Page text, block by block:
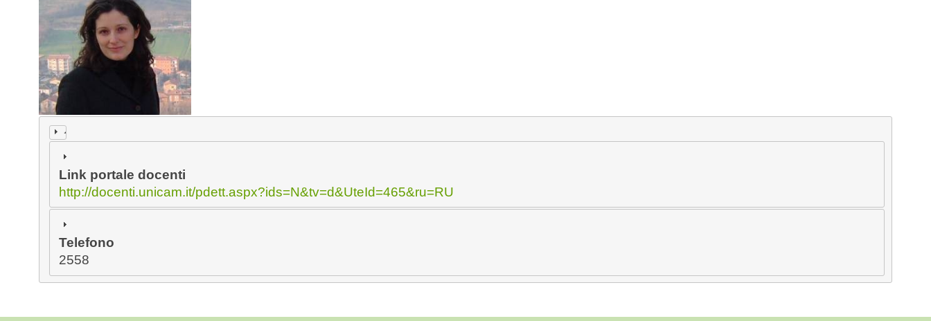
Link portale docenti
http://docenti.unicam.it/pdett.aspx?ids=N&tv=d&UteId=465&ru=RU
Telefono
2558